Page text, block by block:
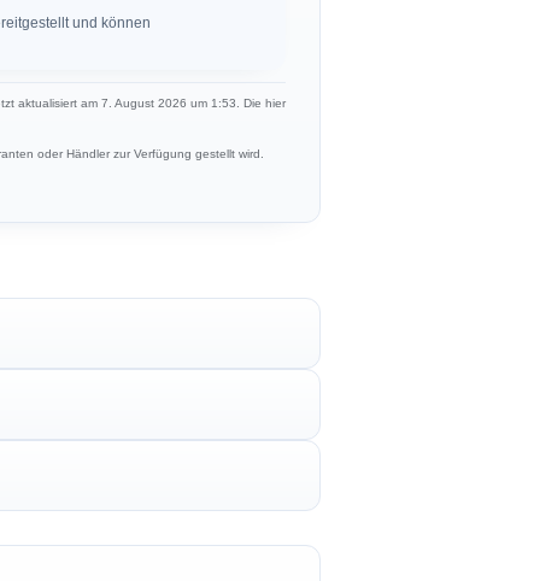
und können
aktualisiert am 7. August 2026 um 1:53. Die hier
oder Händler zur Verfügung gestellt wird.